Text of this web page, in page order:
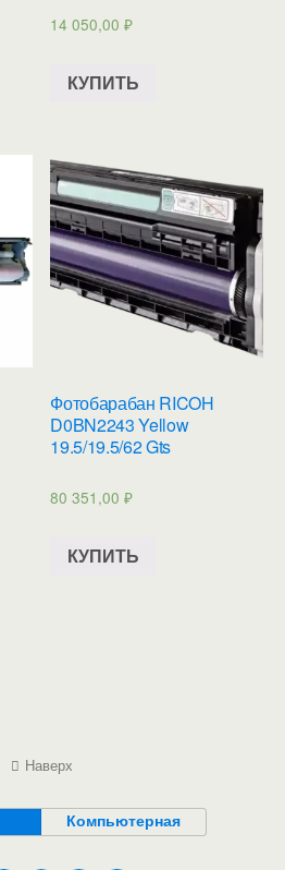
14 050,00₽
КУПИТЬ
Фотобарабан RICOH
D0BN2243 Yellow
19.5/19.5/62 Gts
80 351,00₽
КУПИТЬ
Наверх
Компьютерная